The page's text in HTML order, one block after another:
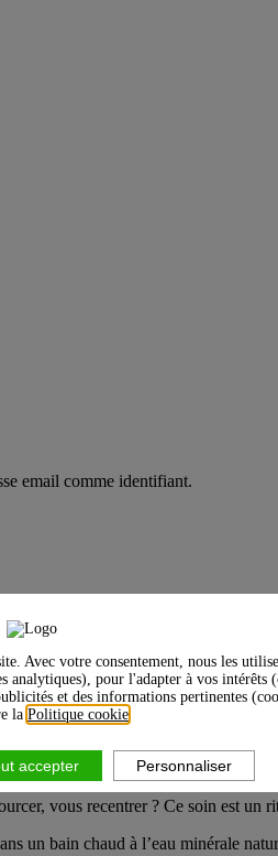
Avec votre consentement, nous les
analytiques), pour l'adapter à vos intérêts
et des informations pertinentes
la Politique cookie
accepter Personnaliser
email comme identifiant.
vous recentrer ? Ce soin est un
un bain chaud à l’eau minérale